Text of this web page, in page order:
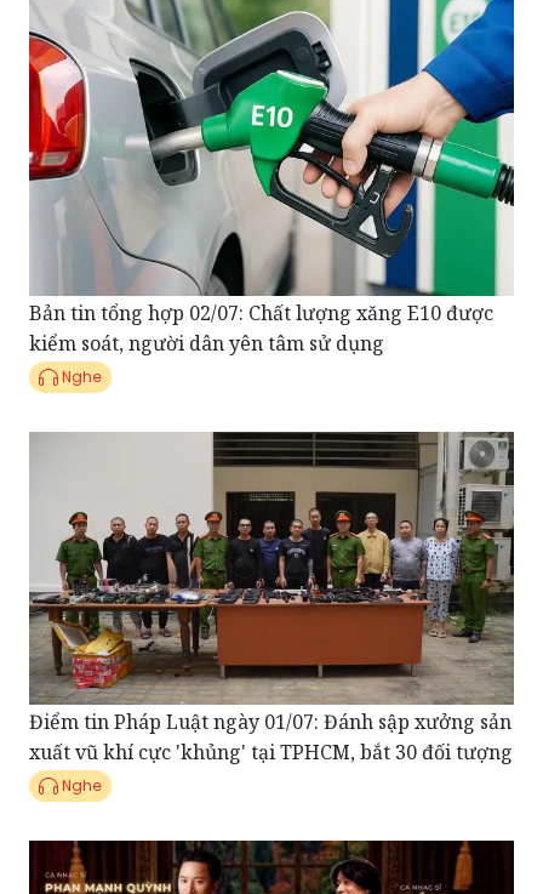
Bản tin tổng hợp 02/07: Chất lượng xăng E10 được
kiểm soát, người dân yên tâm sử dụng
Nghe
Điểm tin Pháp Luật ngày 01/07: Đánh sập xưởng sản
xuất vũ khí cực 'khủng' tại TPHCM, bắt 30 đối tượng
Nghe